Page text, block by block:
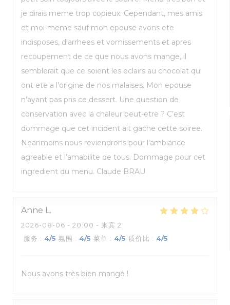
je dirais meme trop copieux. Cependant, mes amis
et moi-meme sauf mon epouse avons ete
indisposes, diarrhees et vomissements et apres
recoupement de ce que nous avons mange, il
semblerait que ce soient les eclairs au chocolat qui
ont ete a l’origine de nos malaises. Mon epouse
n’ayant pas pris ce dessert. Une question de
conservation avec la chaleur peut-etre ? C’est
dommage que cet incident ait gache cette soiree.
Neanmoins nous reviendrons pour l’ambiance
agreable et l’amabilite de tous. Dommage pour cet
ingredient du menu. Claude BRAU
Anne L
2026-08-06 - 20:00 - 来宾 2
服务 : 4/5 氛围 : 4/5 菜单 : 4/5 质价比 : 4/5
Nous avons très bien mangé !